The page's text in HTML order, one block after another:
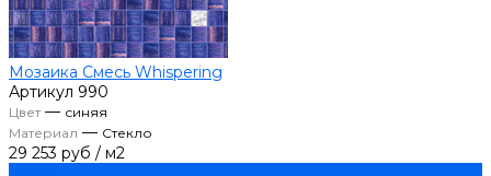
Мозаика Смесь Whispering
Артикул 990
Цвет— синяя
Материал — Стекло
29 253 руб / м2